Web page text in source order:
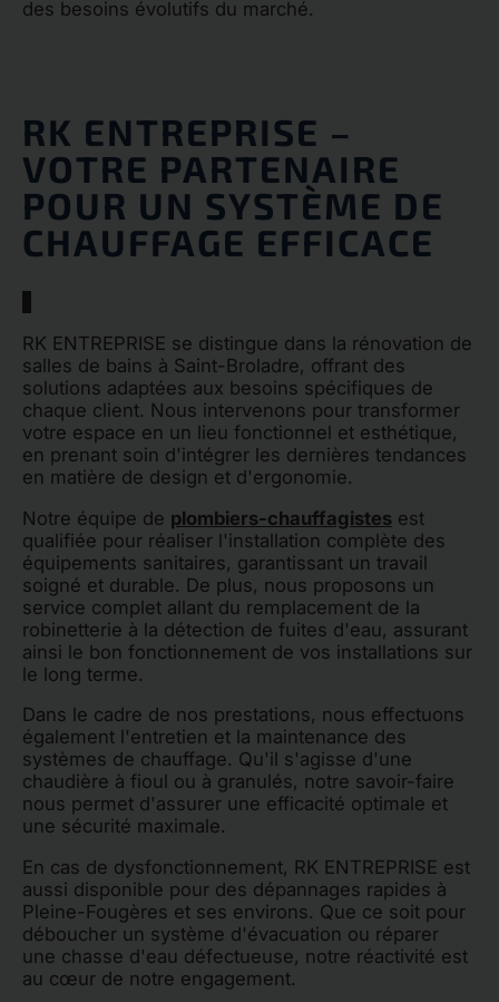
des besoins évolutifs du marché.
RK ENTREPRISE –
VOTRE PARTENAIRE
POUR UN SYSTÈME DE
CHAUFFAGE EFFICACE
RK ENTREPRISE se distingue dans la rénovation de
salles de bains à Saint-Broladre, offrant des
solutions adaptées aux besoins spécifiques de
chaque client. Nous intervenons pour transformer
votre espace en un lieu fonctionnel et esthétique,
en prenant soin d'intégrer les dernières tendances
en matière de design et d'ergonomie.
Notre équipe de plombiers-chauffagistes est
qualifiée pour réaliser l'installation complète des
équipements sanitaires, garantissant un travail
soigné et durable. De plus, nous proposons un
service complet allant du remplacement de la
robinetterie à la détection de fuites d'eau, assurant
ainsi le bon fonctionnement de vos installations sur
le long terme.
Dans le cadre de nos prestations, nous effectuons
également l'entretien et la maintenance des
systèmes de chauffage. Qu'il s'agisse d'une
chaudière à fioul ou à granulés, notre savoir-faire
nous permet d'assurer une efficacité optimale et
une sécurité maximale.
En cas de dysfonctionnement, RK ENTREPRISE est
aussi disponible pour des dépannages rapides à
Pleine-Fougères et ses environs. Que ce soit pour
déboucher un système d'évacuation ou réparer
une chasse d'eau défectueuse, notre réactivité est
au cœur de notre engagement.